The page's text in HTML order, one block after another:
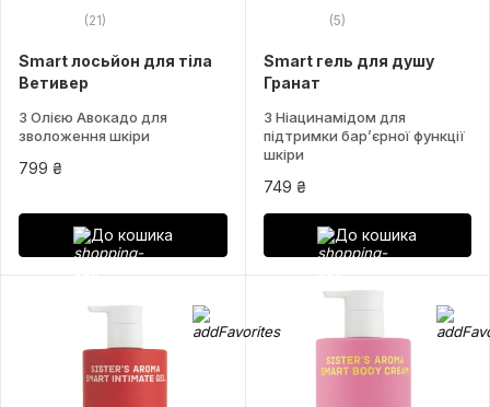
(21)
Smart лосьйон для тіла
Ветивер
З Олією Авокадо для
зволоження шкіри
799 ₴
До кошика
(5)
Smart гель для душу
Гранат
З Ніацинамідом для
підтримки барʼєрної функції
шкіри
749 ₴
До кошика